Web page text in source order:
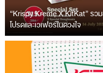
“Krispy Kreme X KitKat” รว
โปรดและเวเฟอร์ในดวงใจ